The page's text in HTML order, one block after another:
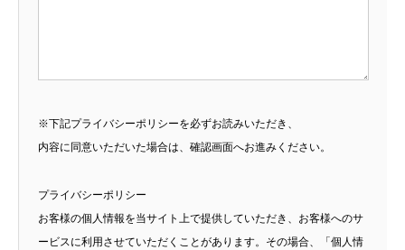
※下記プライバシーポリシーを必ずお読みいただき、
内容に同意いただいた場合は、確認画面へお進みください。
プライバシーポリシー
お客様の個人情報を当サイト上で提供していただき、お客様へのサ
ービスに利用させていただくことがあります。その場合、「個人情